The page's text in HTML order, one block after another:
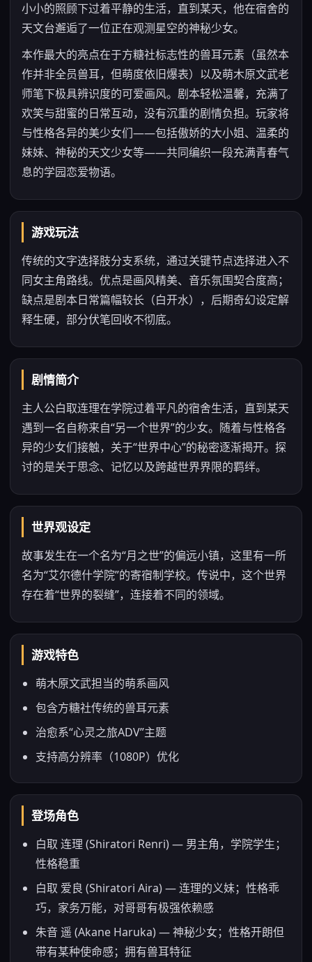
小小的照顾下过着平静的生活，直到某天，他在宿舍的
天文台邂逅了一位正在观测星空的神秘少女。
本作最大的亮点在于方糖社标志性的兽耳元素（虽然本
作并非全员兽耳，但萌度依旧爆表）以及萌木原文武老
师笔下极具辨识度的可爱画风。剧本轻松温馨，充满了
欢笑与甜蜜的日常互动，没有沉重的剧情负担。玩家将
与性格各异的美少女们——包括傲娇的大小姐、温柔的
妹妹、神秘的天文少女等——共同编织一段充满青春气
息的学园恋爱物语。
游戏玩法
传统的文字选择肢分支系统，通过关键节点选择进入不
同女主角路线。优点是画风精美、音乐氛围契合度高；
缺点是剧本日常篇幅较长（白开水），后期奇幻设定解
释生硬，部分伏笔回收不彻底。
剧情简介
主人公白取连理在学院过着平凡的宿舍生活，直到某天
遇到一名自称来自“另一个世界”的少女。随着与性格各
异的少女们接触，关于“世界中心”的秘密逐渐揭开。探
讨的是关于思念、记忆以及跨越世界界限的羁绊。
世界观设定
故事发生在一个名为“月之世”的偏远小镇，这里有一所
名为“艾尔德什学院”的寄宿制学校。传说中，这个世界
存在着“世界的裂缝”，连接着不同的领域。
游戏特色
萌木原文武担当的萌系画风
包含方糖社传统的兽耳元素
治愈系“心灵之旅ADV”主题
支持高分辨率（1080P）优化
登场角色
白取 连理 (Shiratori Renri) — 男主角，学院学生；
性格稳重
白取 爱良 (Shiratori Aira) — 连理的义妹；性格乖
巧，家务万能，对哥哥有极强依赖感
朱音 遥 (Akane Haruka) — 神秘少女；性格开朗但
带有某种使命感；拥有兽耳特征